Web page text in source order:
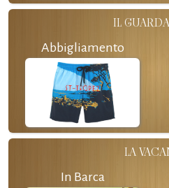
IL
Abbigliamento
LA
In Barca